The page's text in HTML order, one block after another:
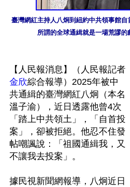
臺灣網紅主持人八炯到紐約中共領事館
所謂的全球通緝就是一場荒謬的
【人民報消息】（人民報記者
金欣綜合報導）2025年被中
共通緝的臺灣網紅八炯（本名
溫子渝），近日透露他曾4次
「踏上中共領土」，「自首投
案」，卻被拒絕。他忍不住發
帖嘲諷說：「祖國通緝我，又
不讓我去投案」。
據民視新聞網報導，八炯近日